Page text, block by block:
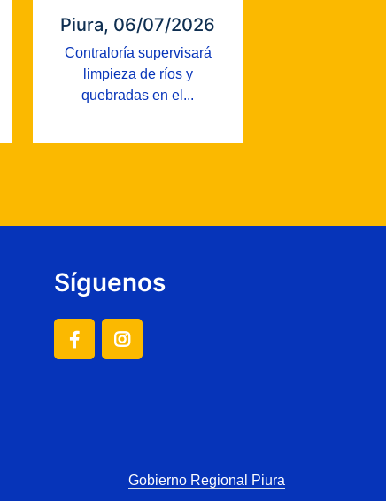
Piura, 06/07/2026
Contraloría supervisará
limpieza de ríos y
quebradas en el...
Síguenos
Gobierno Regional Piura